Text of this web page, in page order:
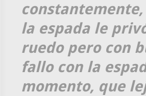
la espada le
ruedo pero con
fallo con la
momento, que